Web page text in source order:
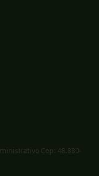
Cep: 48.880-